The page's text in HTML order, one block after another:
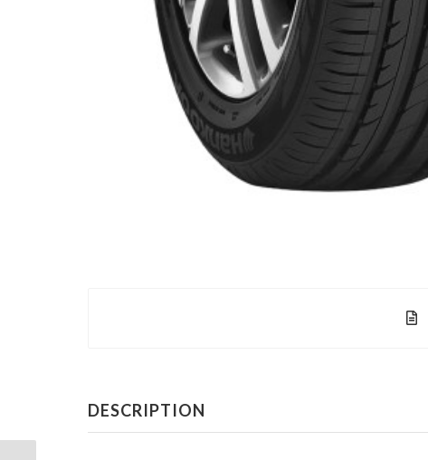
DESCRIPTION